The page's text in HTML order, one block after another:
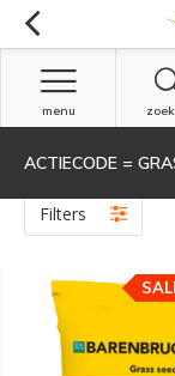
menu
ACTIECODE =
Producten
Filters